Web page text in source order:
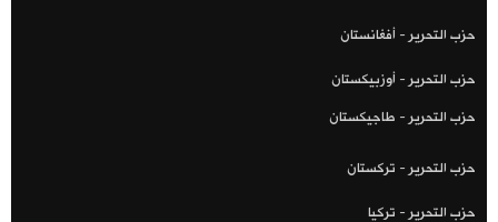
حزب التحرير - أفغانستان
حزب التحرير - أوزبيكستان
حزب التحرير - طاجيكستان
حزب التحرير - تركستان
حزب التحرير - تركيا